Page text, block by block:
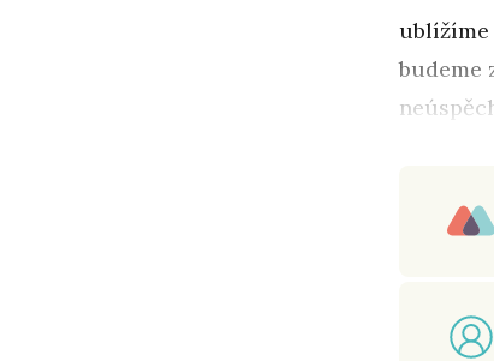
ublížíme
budeme